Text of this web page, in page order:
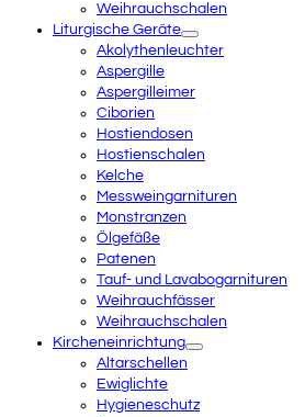
Weihrauchschalen
Liturgische Geräte
Akolythenleuchter
Aspergille
Aspergilleimer
Ciborien
Hostiendosen
Hostienschalen
Kelche
Messweingarnituren
Monstranzen
Ölgefäße
Patenen
Tauf- und Lavabogarnituren
Weihrauchfässer
Weihrauchschalen
Kircheneinrichtung
Altarschellen
Ewiglichte
Hygieneschutz